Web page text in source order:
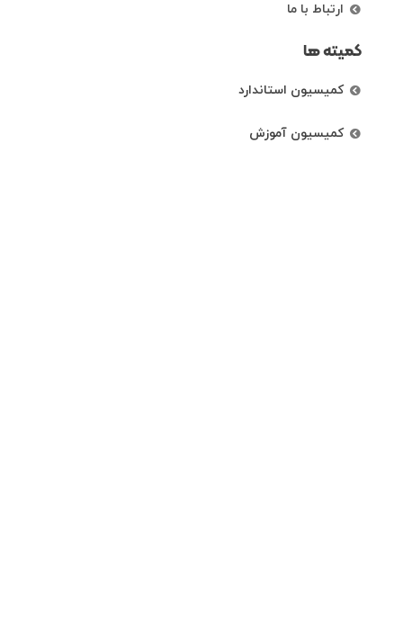
ارتباط با ما
کمیته ها
کمیسیون استاندارد
کمیسیون آموزش